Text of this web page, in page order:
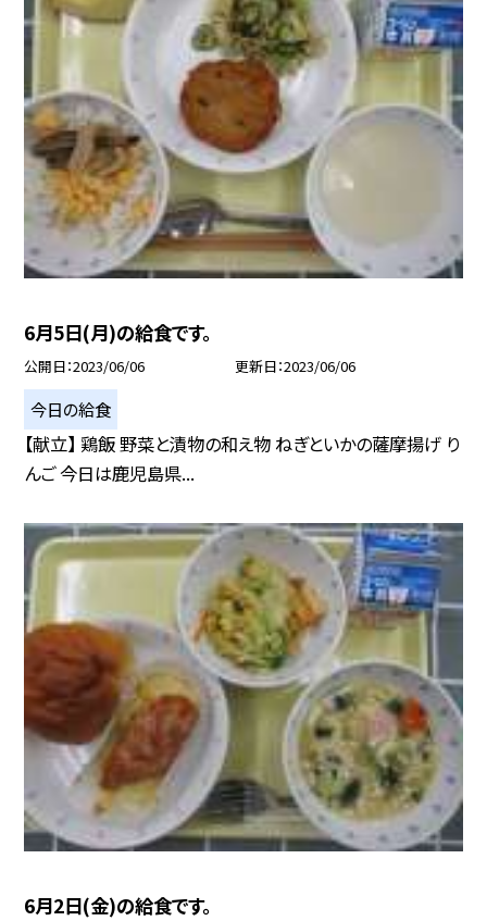
6月5日(月)の給食です。
公開日 2023/06/06 更新日 2023/06/06
今日の給食
【献立】 鶏飯 野菜と漬物の和え物 ねぎといかの薩摩揚げ り
んご 今日は鹿児島県...
6月2日(金)の給食です。